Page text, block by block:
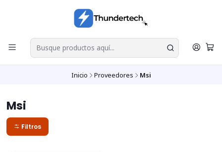
Inicio Proveedores Msi
Msi
Filtros